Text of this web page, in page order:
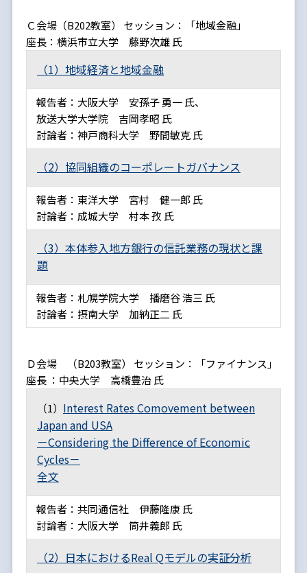
Ｃ会場（B202教室） セッション：「地域金融」
座長：横浜市立大学 藤野次雄 氏
（1）地域経済と地域金融
報告者：大阪大学 安孫子 勇一 氏、
放送大学大学院 吉岡孝昭 氏
討論者：神戸商科大学 野間敏克 氏
（2）協同組織のコーポレートガバナンス
報告者：東洋大学 宮村 健一郎 氏
討論者：成城大学 村本 孜 氏
（3）本体参入地方銀行の信託業務の現状と課
題
報告者：札幌学院大学 播磨谷 浩三 氏
討論者：摂南大学 加納正二 氏
Ｄ会場 （B203教室） セッション：「ファイナンス」
座長 ：中央大学 高橋豊治 氏
（1） Interest Rates Comovement between
Japan and USA
－Considering the Difference of Economic
Cycles－
全文
報告者：共同通信社 伊藤隆康 氏
討論者：大阪大学 筒井義郎 氏
（2）日本におけるReal Qモデルの実証分析